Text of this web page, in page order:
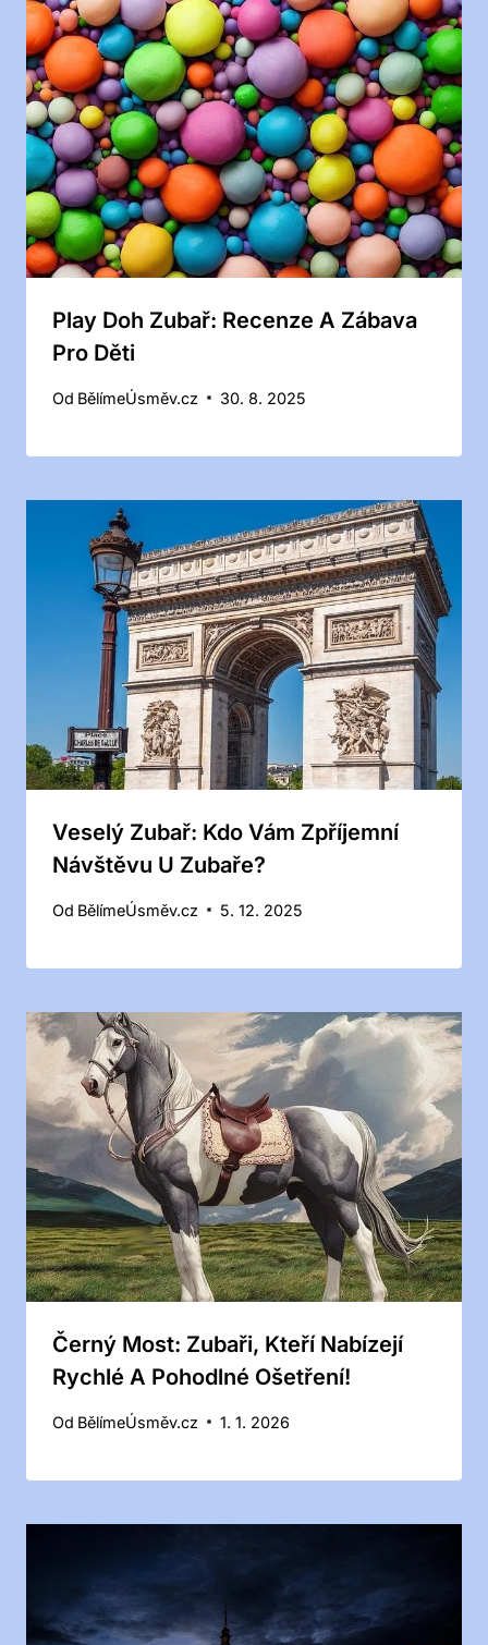
Play Doh Zubař: Recenze A Zábava
Pro Děti
Od BělímeÚsměv.cz 30. 8. 2025
Veselý Zubař: Kdo Vám Zpříjemní
Návštěvu U Zubaře?
Od BělímeÚsměv.cz 5. 12. 2025
Černý Most: Zubaři, Kteří Nabízejí
Rychlé A Pohodlné Ošetření!
Od BělímeÚsměv.cz 1. 1. 2026